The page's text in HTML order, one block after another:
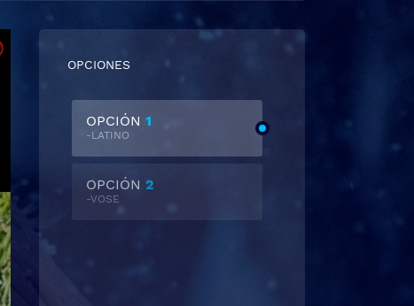
OPCIONES
OPCIÓN 1
-LATINO
OPCIÓN 2
-VOSE